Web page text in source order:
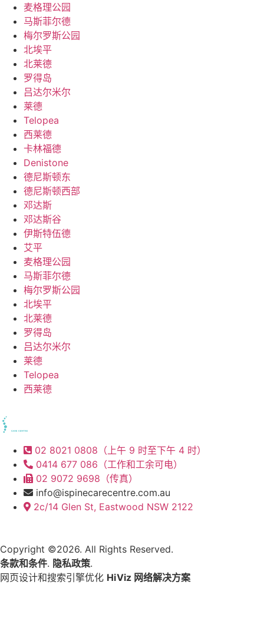
麦格理公园
马斯菲尔德
梅尔罗斯公园
北埃平
北莱德
罗得岛
吕达尔米尔
莱德
Telopea
西莱德
卡林福德
Denistone
德尼斯顿东
德尼斯顿西部
邓达斯
邓达斯谷
伊斯特伍德
艾平
麦格理公园
马斯菲尔德
梅尔罗斯公园
北埃平
北莱德
罗得岛
吕达尔米尔
莱德
Telopea
西莱德
02 8021 0808（上午 9 时至下午 4 时）
0414 677 086（工作和工余可电）
02 9072 9698（传真）
info@ispinecarecentre.com.au
2c/14 Glen St, Eastwood NSW 2122
Copyright ©2026. All Rights Reserved.
条款和条件. 隐私政策.
网页设计和搜索引擎优化 HiViz 网络解决方案